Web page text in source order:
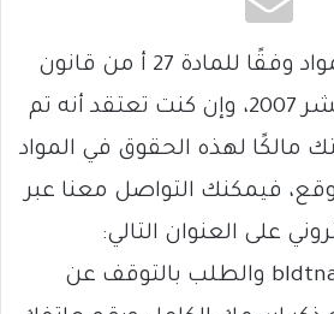
يتم الاستخدام المواد وفقًا للمادة 27 أ من قانون
حقوق التأليف والنشر 2007، وإن كنت تعتقد أنه تم
مالكًا لهذه الحقوق في المواد
فيمكنك التواصل معنا عبر
على العنوان التالي:
bldtna3@gmail.com والطلب بالتوقف عن